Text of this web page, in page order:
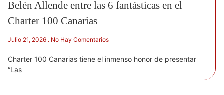
Belén Allende entre las 6 fantásticas en el
Charter 100 Canarias
Julio 21, 2026 No Hay Comentarios
Charter 100 Canarias tiene el inmenso honor de presentar
“Las